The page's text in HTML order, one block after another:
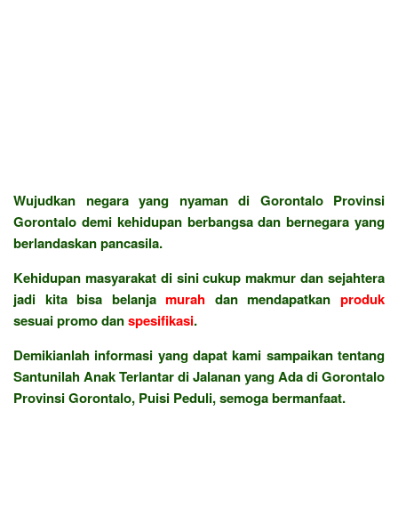
Wujudkan negara yang nyaman di Gorontalo Provinsi
Gorontalo demi kehidupan berbangsa dan bernegara yang
berlandaskan pancasila.
Kehidupan masyarakat di sini cukup makmur dan sejahtera
jadi kita bisa belanjamurah dan mendapatkanproduk
sesuai promo danspesifikasi.
Demikianlah informasi yang dapat kami sampaikan tentang
Santunilah Anak Terlantar di Jalanan yang Ada di Gorontalo
Provinsi Gorontalo, Puisi Peduli, semoga bermanfaat.